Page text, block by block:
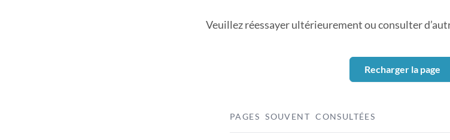
Veuillez réessayer ultérieurement ou consulter
Recharger la page
PAGES SOUVENT CONSULTÉES